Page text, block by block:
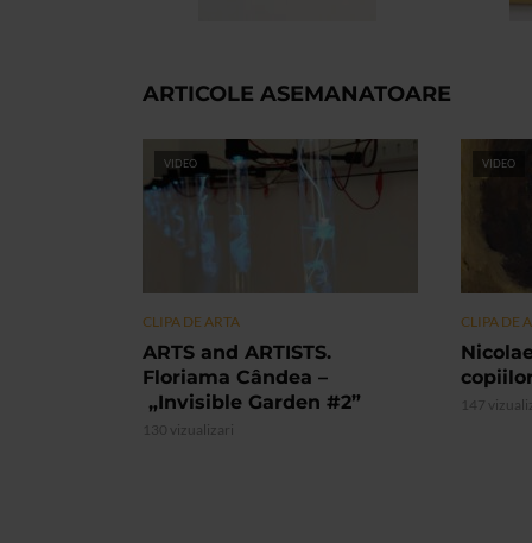
ARTICOLE ASEMANATOARE
VIDEO
CLIPA DE ARTA
ARTS and ARTISTS.
Floriama Cândea –
„Invisible Garden #2”
130 vizualizari
VIDEO
CLIPA DE
147